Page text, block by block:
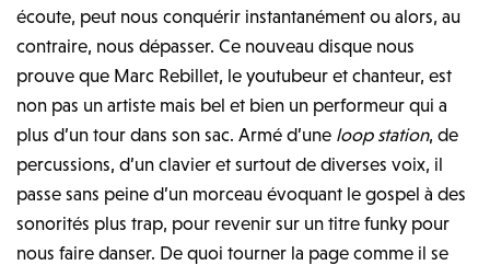
écoute, peut nous conquérir instantanément ou alors, au
contraire, nous dépasser. Ce nouveau disque nous
prouve que Marc Rebillet, le youtubeur et chanteur, est
non pas un artiste mais bel et bien un performeur qui a
plus d’un tour dans son sac. Armé d’une loop station, de
percussions, d’un clavier et surtout de diverses voix, il
passe sans peine d’un morceau évoquant le gospel à des
sonorités plus trap, pour revenir sur un titre funky pour
nous faire danser. De quoi tourner la page comme il se